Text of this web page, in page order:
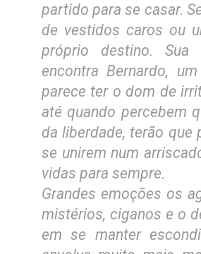
partido para se casar.
de vestidos caros ou
próprio destino. Sua
encontra Bernardo,
parece ter o dom de
até quando percebem
da liberdade, terão
se unirem num
vidas para sempre.
Grandes emoções os
mistérios, ciganos e o
em se manter